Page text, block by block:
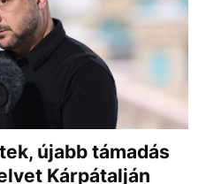
újabb támadás
Kárpátalján